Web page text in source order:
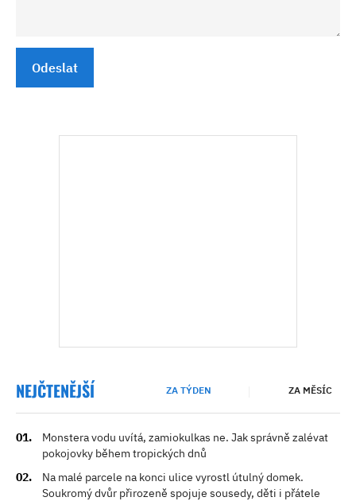
Odeslat
NEJČTENĚJŠÍ ZA TÝDEN ZA MĚSÍC
Monstera vodu uvítá, zamiokulkas ne. Jak správně zalévat
pokojovky během tropických dnů
Na malé parcele na konci ulice vyrostl útulný domek.
Soukromý dvůr přirozeně spojuje sousedy, děti i přátele